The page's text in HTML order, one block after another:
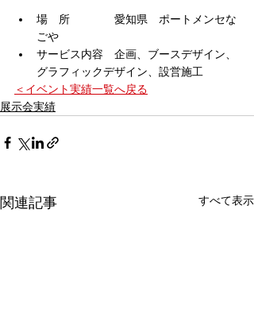
場　所　　　　愛知県　ポートメンセな
ごや
サービス内容　企画、ブースデザイン、
グラフィックデザイン、設営施工
＜イベント実績一覧へ戻る
展示会実績
関連記事 すべて表示